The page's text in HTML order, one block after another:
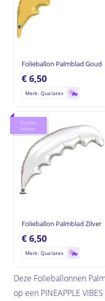
Folieballon Palmblad Goud
€6,50
Merk: Qualatex
Zonder
helium
Folieballon Palmblad Zilver
€6,50
Merk: Qualatex
Deze Folieballonnen
op een PINEAPPLE